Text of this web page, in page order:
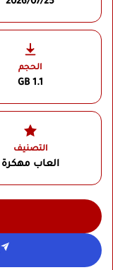
الحجم
1.1 GB
التصنيف
العاب مهكرة